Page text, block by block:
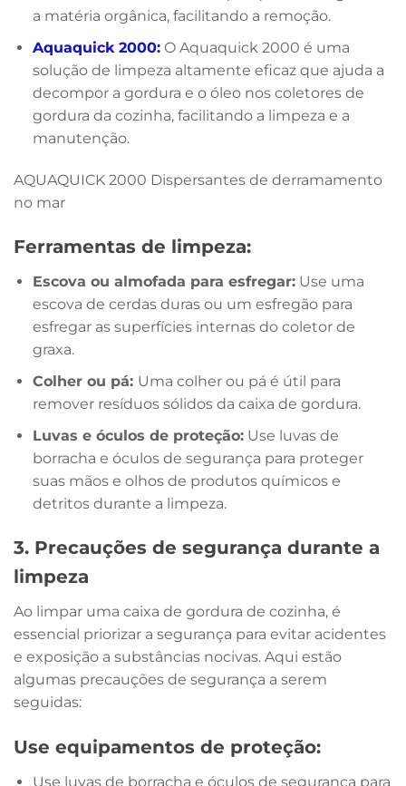
a matéria orgânica, facilitando a remoção.
Aquaquick 2000:O Aquaquick 2000 é uma
solução de limpeza altamente eficaz que ajuda a
decompor a gordura e o óleo nos coletores de
gordura da cozinha, facilitando a limpeza e a
manutenção.
AQUAQUICK 2000 Dispersantes de derramamento
no mar
Ferramentas de limpeza:
Escova ou almofada para esfregar:Use uma
escova de cerdas duras ou um esfregão para
esfregar as superfícies internas do coletor de
graxa.
Colher ou pá: Uma colher ou pá é útil para
remover resíduos sólidos da caixa de gordura.
Luvas e óculos de proteção:Use luvas de
borracha e óculos de segurança para proteger
suas mãos e olhos de produtos químicos e
detritos durante a limpeza.
3. Precauções de segurança durante a
limpeza
Ao limpar uma caixa de gordura de cozinha, é
essencial priorizar a segurança para evitar acidentes
e exposição a substâncias nocivas. Aqui estão
algumas precauções de segurança a serem
seguidas:
Use equipamentos de proteção:
Use luvas de borracha e óculos de segurança para